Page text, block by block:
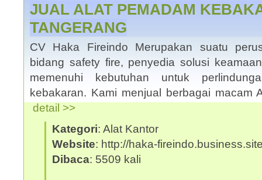
JUAL ALAT PEMADAM
TANGERANG
CV Haka Fireindo Merupakan suatu
bidang safety fire, penyedia solusi
memenuhi kebutuhan untuk
kebakaran. Kami menjual berbagai macam
detail >>
Kategori: Alat Kantor
Website: http://haka-
Dibaca: 5509 kali